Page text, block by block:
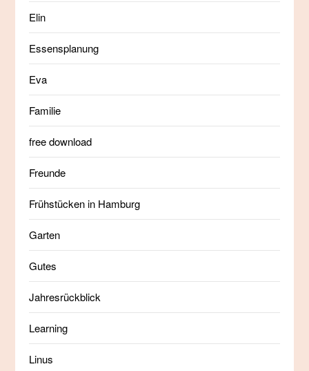
Elin
Essensplanung
Eva
Familie
free download
Freunde
Frühstücken in Hamburg
Garten
Gutes
Jahresrückblick
Learning
Linus